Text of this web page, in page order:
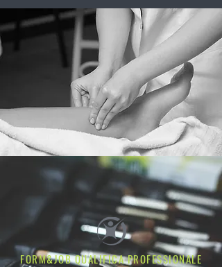
FORM&JOB QUALIFICA PROFESSIONALE